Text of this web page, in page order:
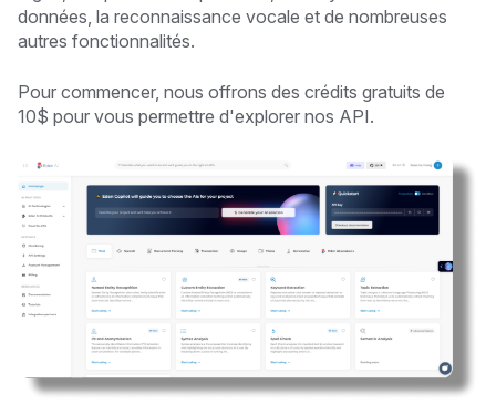
données, la reconnaissance vocale et de nombreuses
autres fonctionnalités.
Pour commencer, nous offrons des crédits gratuits de
10$ pour vous permettre d'explorer nos API.